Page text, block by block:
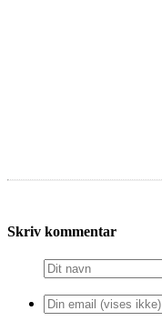
Skriv kommentar